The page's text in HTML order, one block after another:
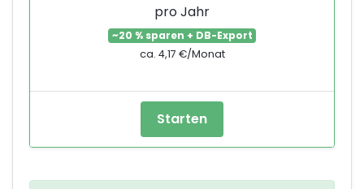
pro Jahr
~20 % sparen + DB-Export
ca. 4,17 €/Monat
Starten